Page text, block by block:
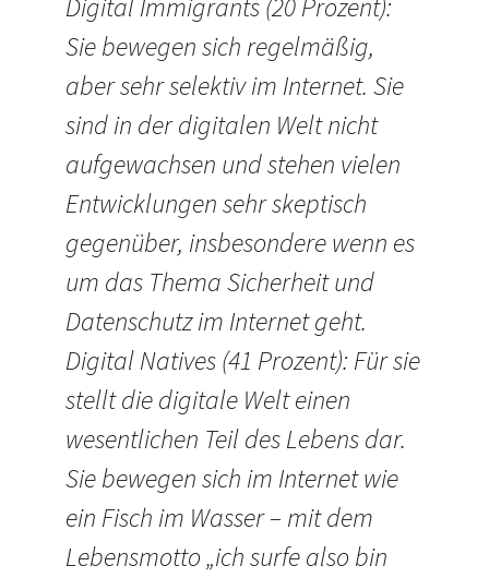
Digital Immigrants (20 Prozent):
Sie bewegen sich regelmäßig,
aber sehr selektiv im Internet. Sie
sind in der digitalen Welt nicht
aufgewachsen und stehen vielen
Entwicklungen sehr skeptisch
gegenüber, insbesondere wenn es
um das Thema Sicherheit und
Datenschutz im Internet geht.
Digital Natives (41 Prozent): Für sie
stellt die digitale Welt einen
wesentlichen Teil des Lebens dar.
Sie bewegen sich im Internet wie
ein Fisch im Wasser – mit dem
Lebensmotto „ich surfe also bin